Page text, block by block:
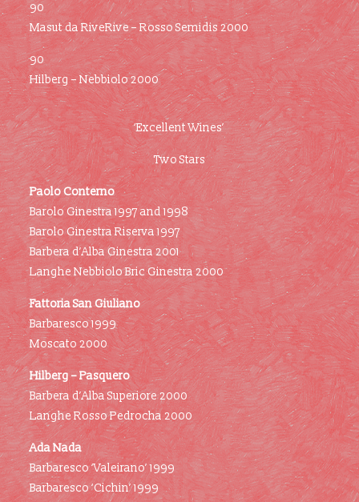
90
Masut da RiveRive – Rosso Semidis 2000
90
Hilberg – Nebbiolo 2000
‘Excellent Wines’
Two Stars
Paolo Conterno
Barolo Ginestra 1997 and 1998
Barolo Ginestra Riserva 1997
Barbera d’Alba Ginestra 2001
Langhe Nebbiolo Bric Ginestra 2000
Fattoria San Giuliano
Barbaresco 1999
Moscato 2000
Hilberg – Pasquero
Barbera d’Alba Superiore 2000
Langhe Rosso Pedrocha 2000
Ada Nada
Barbaresco ‘Valeirano’ 1999
Barbaresco ‘Cichin’ 1999